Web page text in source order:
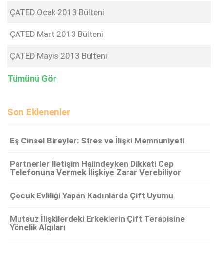
ÇATED Ocak 2013 Bülteni
ÇATED Mart 2013 Bülteni
ÇATED Mayıs 2013 Bülteni
Tümünü Gör
Son Eklenenler
Eş Cinsel Bireyler: Stres ve İlişki Memnuniyeti
Partnerler İletişim Halindeyken Dikkati Cep
Telefonuna Vermek İlişkiye Zarar Verebiliyor
Çocuk Evliliği Yapan Kadınlarda Çift Uyumu
Mutsuz İlişkilerdeki Erkeklerin Çift Terapisine
Yönelik Algıları